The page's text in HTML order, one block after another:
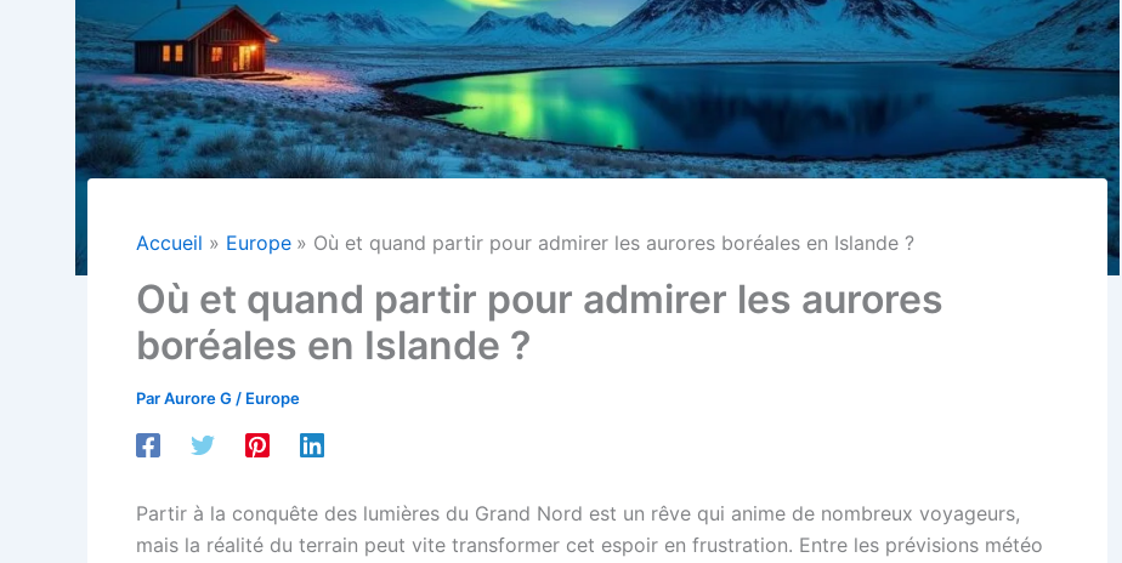
Accueil Europe Où et quand partir pour admirer les aurores boréales en Islande ?
Où et quand partir pour admirer les aurores
boréales en Islande ?
ParAurore G / Europe
Partir à la conquête des lumières du Grand Nord est un rêve qui anime de nombreux voyageurs,
mais la réalité du terrain peut vite transformer cet espoir en frustration. Entre les prévisions météo